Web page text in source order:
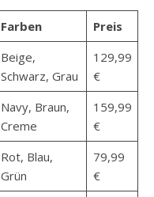
Farben Preis
Beige,
Schwarz, Grau
129,99
€
Navy, Braun,
Creme
159,99
€
Rot, Blau,
Grün
79,99
€